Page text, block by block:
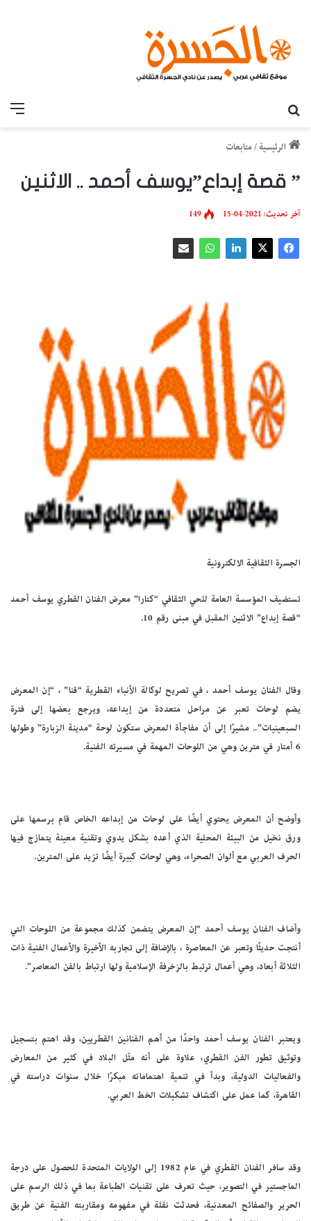
الرئيسية /متابعات
” قصة إبداع”يوسف أحمد .. الاثنين
آخر تحديث: 2021-04-15 149
الجسرة الثقافية الالكترونية
تستضيف المؤسسة العامة للحي الثقافي “كتارا” معرض الفنان القطري يوسف أحمد
“قصة إبداع” الاثنين المقبل في مبنى رقم 10.
وقال الفنان يوسف أحمد ، في تصريح لوكالة الأنباء القطرية “قنا” ، “إن المعرض
يضم لوحات تعبر عن مراحل متعددة من إبداعه، ويرجع بعضها إلى فترة
السبعينيات”.. مشيرًا إلى أن مفاجأة المعرض ستكون لوحة “مدينة الزبارة” وطولها
6 أمتار في مترين وهي من اللوحات المهمة في مسيرته الفنية.
وأوضح أن المعرض يحتوي أيضًا على لوحات من إبداعه الخاص قام برسمها على
ورق نخيل من البيئة المحلية الذي أعده بشكل يدوي وتقنية معينة يتمازج فيها
الحرف العربي مع ألوان الصحراء، وهي لوحات كبيرة أيضًا تزيد على المترين.
وأضاف الفنان يوسف أحمد “إن المعرض يتضمن كذلك مجموعة من اللوحات التي
أنتجت حديثًا وتعبر عن المعاصرة ، بالإضافة إلى تجاربه الأخيرة والأعمال الفنية ذات
الثلاثة أبعاد، وهي أعمال ترتبط بالزخرفة الإسلامية ولها ارتباط بالفن المعاصر”.
ويعتبر الفنان يوسف أحمد واحدًا من أهم الفنانين القطريين، وقد اهتم بتسجيل
وتوثيق تطور الفن القطري، علاوة على أنه مثّل البلاد في كثير من المعارض
والفعاليات الدولية، وبدأ في تنمية اهتماماته مبكرًا خلال سنوات دراسته في
القاهرة، كما عمل على اكتشاف تشكيلات الخط العربي.
وقد سافر الفنان القطري في عام 1982 إلى الولايات المتحدة للحصول على درجة
الماجستير في التصوير، حيث تعرف على تقنيات الطباعة بما في ذلك الرسم على
الحرير والصفائح المعدنية، فحدثت نقلة في مفهومه ومقاربته الفنية عن طريق